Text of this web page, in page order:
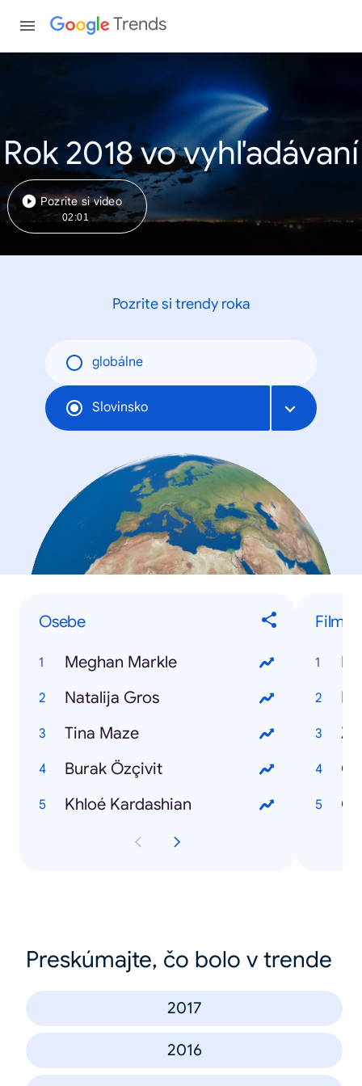
Trends
Rok 2018 vo vyhľadávaní
Pozrite si video
02:01
Pozrite si trendy roka
globálne
Slovinsko
Osebe
Meghan Markle
Natalija Gros
Tina Maze
Burak Özçivit
Khloé Kardashian
Filmi
Preskúmajte, čo bolo v trende
2017
2016